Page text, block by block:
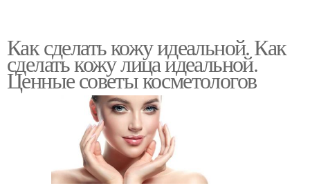
Как сделать кожу идеальной. Как
сделать кожу лица идеальной.
Ценные советы косметологов